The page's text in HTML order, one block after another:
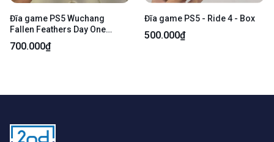
Đĩa game PS5 Wuchang
Fallen Feathers Day One
Edition - Kèm Box
700.000₫
Đĩa game PS5 - Ride 4 - Box
500.000₫